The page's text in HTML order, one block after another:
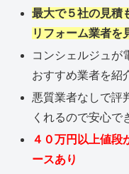
最大で５社の見積
リフォーム業者を
コンシェルジュが
おすすめ業者を紹
悪質業者なしで評
くれるので安心で
４０万円以上値段
ースあり